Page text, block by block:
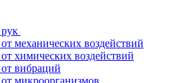
механических воздействий
химических воздействий
вибраций
микроорганизмов